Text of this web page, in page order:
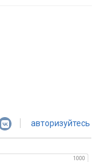
авторизуйтесь
1000